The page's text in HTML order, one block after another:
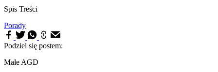
Spis Treści
Porady
Podziel się postem:
Małe AGD